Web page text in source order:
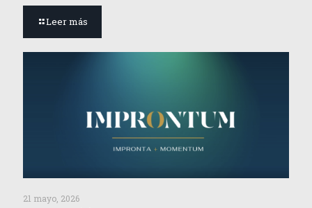
Leer más
21 mayo, 2026